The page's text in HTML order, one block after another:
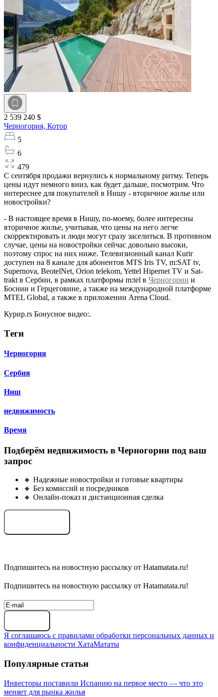
2 539 240 $
Черногория, Котор
5
6
479
С сентября продажи вернулись к нормальному ритму. Теперь
цены идут немного вниз, как будет дальше, посмотрим. Что
интереснее для покупателей в Нишу - вторичное жилье или
новостройки?
- В настоящее время в Нишу, по-моему, более интересны
вторичное жилье, учитывая, что цены на него легче
скорректировать и люди могут сразу заселиться. В противном
случае, цены на новостройки сейчас довольно высоки,
поэтому спрос на них ниже. Телевизионный канал Kurir
доступен на 8 канале для абонентов MTS Iris TV, m:SAT tv,
Supernova, BeotelNet, Orion telekom, Yettel Hipernet TV и Sat-
trakt в Сербии, в рамках платформы m:tel в Черногории и
Боснии и Герцеговине, а также на международной платформе
MTEL Global, а также в приложении Arena Cloud.
Курир.rs Бонусное видео:.
Тeги
Черногория
Сербия
Ниш
недвижимость
Время
Подберём недвижимость в Черногории под ваш
запрос
🔸 Надежные новостройки и готовые квартиры
🔸 Без комиссий и посредников
🔸 Онлайн-показ и дистанционная сделка
Подпишитесь на новостную рассылку от Hatamatata.ru!
Подпишитесь на новостную рассылку от Hatamatata.ru!
Я соглашаюсь с правилами обработки персональных данных и
конфиденциальности ХатаМататы
Популярные статьи
Инвесторы поставили Испанию на первое место — что это
меняет для рынка жилья